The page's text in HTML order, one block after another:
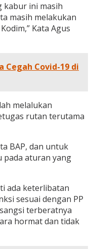
kabur ini masih
masih melakukan
Kata Agus
Cegah Covid-19 di
melalukan
rutan terutama
BAP, dan untuk
pada aturan yang
ada keterlibatan
sesuai dengan PP
terberatnya
hormat dan tidak